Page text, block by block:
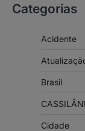
Categorias
Acidente
Brasil
Cidade